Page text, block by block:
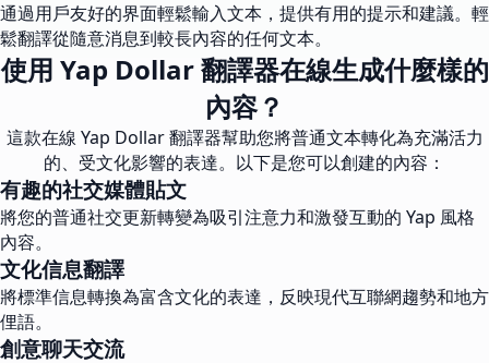
通過用戶友好的界面輕鬆輸入文本，提供有用的提示和建議。輕
鬆翻譯從隨意消息到較長內容的任何文本。
使用 Yap Dollar 翻譯器在線生成什麼樣的
內容？
這款在線 Yap Dollar 翻譯器幫助您將普通文本轉化為充滿活力
的、受文化影響的表達。以下是您可以創建的內容：
有趣的社交媒體貼文
將您的普通社交更新轉變為吸引注意力和激發互動的 Yap 風格
內容。
文化信息翻譯
將標準信息轉換為富含文化的表達，反映現代互聯網趨勢和地方
俚語。
創意聊天交流